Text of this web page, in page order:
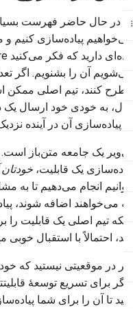
ما در حال حاضر فهرست
می‌خواهیم پیاده‌سازی کنیم و
می‌شویم آن را بشنویم. اگر
مطرح کنند، تیم اصلی ممکن
حال، به خودی خود ارسال یک
به پیاده‌سازی آن در آینده
بی‌ویر یک جامعه متن‌باز است.
پیاده‌سازی یک قابلیت، خودتان
بتوانیم انجام می‌دهیم تا به
که می‌خواهند اضافه شوند،
اینکه تیم اصلی یک قابلیت
کند، احتمالاً با استقبال
اگر در موقعیتی نیستید که
دیگر برای تسریع توسعهٔ
کنید تا آن را برای شما